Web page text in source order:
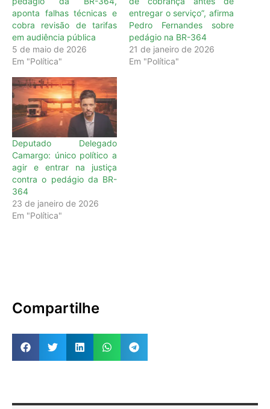
aponta falhas técnicas e
cobra revisão de tarifas
em audiência pública
5 de maio de 2026
Em "Política"
entregar o serviço”, afirma
Pedro Fernandes sobre
pedágio na BR-364
21 de janeiro de 2026
Em "Política"
Deputado Delegado
Camargo: único político a
agir e entrar na justiça
contra o pedágio da BR-
364
23 de janeiro de 2026
Em "Política"
Compartilhe